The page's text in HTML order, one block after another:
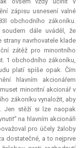
zápisu usnesení valné
obchodního zákoníku.
dále uváděl, že
navrhovatele klade
zátěž pro minoritního
1 obchodního zákoníku,
platí spíše opak. Čím
hlavním akcionářem
minoritní akcionář v
zákoníku vynaložit, aby
Jen stěží si lze naopak
“ na hlavním akcionáři
pro účely žaloby
dostatečné, a to nejprve